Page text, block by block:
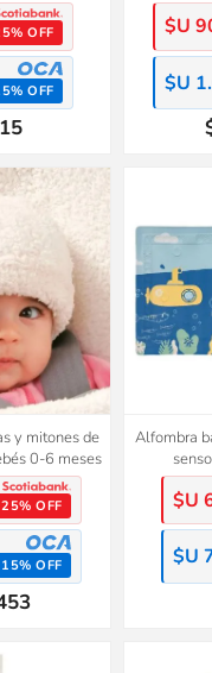
OFF
OFF
$U
$U
y mitones de
0-6 meses
25% OFF
15% OFF
Alfombra
$U
$U